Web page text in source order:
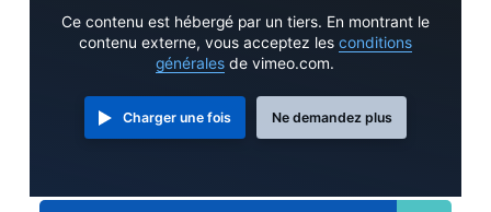
Ce contenu est hébergé par un tiers. En montrant le
contenu externe, vous acceptez les conditions
générales de vimeo.com.
Charger une fois Ne demandez plus